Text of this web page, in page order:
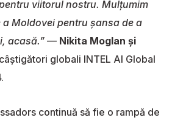
viitorul nostru. Mulțumim
Moldovei pentru șansa de a
acasă.” — Nikita Moglan și
globali INTEL AI Global
continuă să fie o rampă de